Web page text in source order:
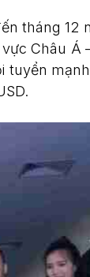
tháng 12
Châu Á
tuyển